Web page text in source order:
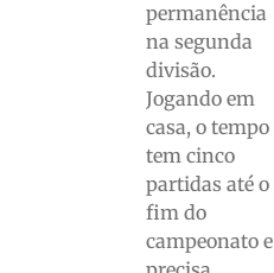
permanência
na segunda
divisão.
Jogando em
casa, o tempo
tem cinco
partidas até o
fim do
campeonato e